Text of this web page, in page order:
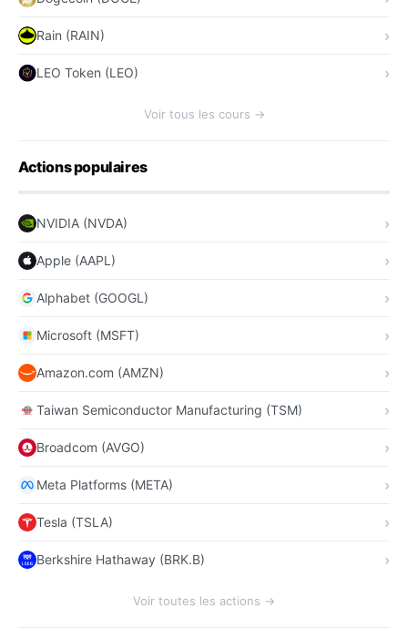
Rain (RAIN)
LEO Token (LEO)
Voir tous les cours →
Actions populaires
NVIDIA (NVDA)
Apple (AAPL)
Alphabet (GOOGL)
Microsoft (MSFT)
Amazon.com (AMZN)
Taiwan Semiconductor Manufacturing (TSM)
Broadcom (AVGO)
Meta Platforms (META)
Tesla (TSLA)
Berkshire Hathaway (BRK.B)
Voir toutes les actions →